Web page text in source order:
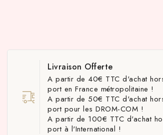
Livraison Offerte
A partir de 40€ TTC d'achat
port en France métropolitaine !
A partir de 50€ TTC d'achat
port pour les DROM-COM !
A partir de 100€ TTC d'achat
port à l'International !